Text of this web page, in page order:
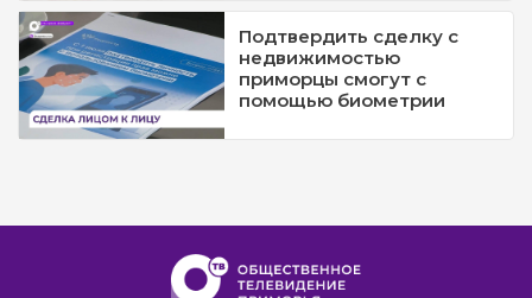
Подтвердить сделку с
недвижимостью
приморцы смогут с
помощью биометрии